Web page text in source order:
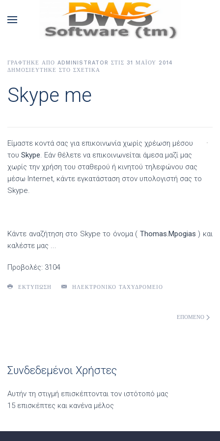
ΓΡΆΦΤΗΚΕ ΑΠΌ ADMINISTRATOR ΣΤΙΣ 31 ΜΑΪ́ΟΥ 2014
ΔΗΜΟΣΙΕΎΤΗΚΕ ΣΤΟ ΣΧΕΤΙΚΆ
Skype me
Είμαστε κοντά σας για επικοινωνία χωρίς χρέωση μέσου
του Skype. Εάν θέλετε να επικοινωνείται άμεσα μαζί μας
χωρίς την χρήση του σταθερού ή κινητού τηλεφώνου σας
μέσω Internet, κάντε εγκατάσταση στον υπολογιστή σας το
Skype.
Κάντε αναζήτηση στο Skype το όνομα ( Thomas.Mpogias ) και
καλέστε μας ...
Προβολές: 3104
ΕΚΤΎΠΩΣΗ ΗΛΕΚΤΡΟΝΙΚΌ ΤΑΧΥΔΡΟΜΕΊΟ
ΕΠΌΜΕΝΟ
Συνδεδεμένοι Χρήστες
Αυτήν τη στιγμή επισκέπτονται τον ιστότοπό μας
15 επισκέπτες και κανένα μέλος